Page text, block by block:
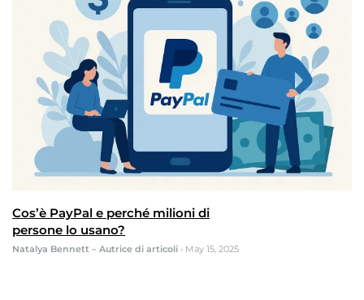
Cos’è PayPal e perché milioni di
persone lo usano?
Natalya Bennett – Autrice di articoli • May 15, 2025